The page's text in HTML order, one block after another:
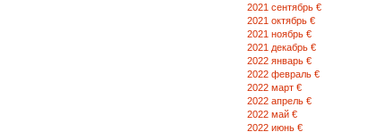
2021 сентябрь €
2021 октябрь €
2021 ноябрь €
2021 декабрь €
2022 январь €
2022 февраль €
2022 март €
2022 апрель €
2022 май €
2022 июнь €